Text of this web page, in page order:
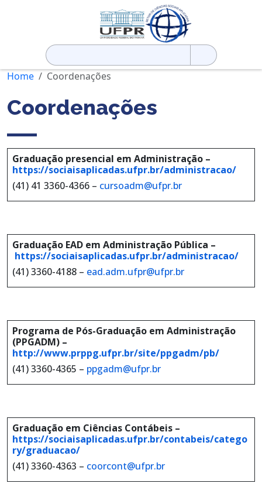
Pesquisar
por:
Home
Coordenações
Coordenações
Graduação presencial em Administração –
https://sociaisaplicadas.ufpr.br/administracao/
(41) 41 3360-4366 – cursoadm@ufpr.br
Graduação EAD em Administração Pública –
https://sociaisaplicadas.ufpr.br/administracao/
(41) 3360-4188 – ead.adm.ufpr@ufpr.br
Programa de Pós-Graduação em Administração
(PPGADM) –
http://www.prppg.ufpr.br/site/ppgadm/pb/
(41) 3360-4365 – ppgadm@ufpr.br
Graduação em Ciências Contábeis –
https://sociaisaplicadas.ufpr.br/contabeis/catego
ry/graduacao/
(41) 3360-4363 – coorcont@ufpr.br